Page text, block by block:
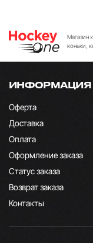
Магазин
коньки,
ИНФОРМАЦИЯ
Оферта
Доставка
Оплата
Оформление заказа
Статус заказа
Возврат заказа
Контакты